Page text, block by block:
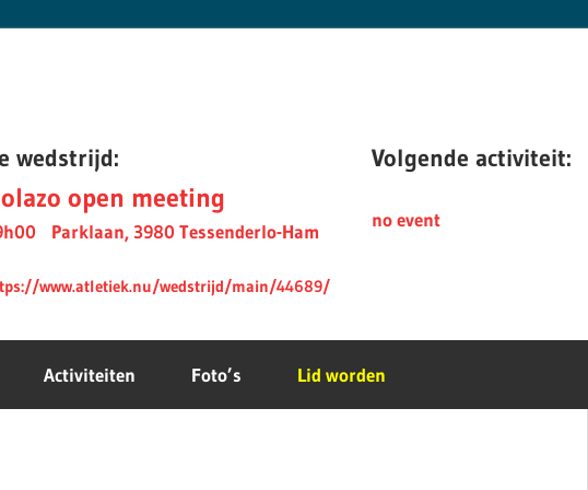
wedstrijd:
open meeting
Parklaan, 3980 Tessenderlo-Ham
www.atletiek.nu/wedstrijd/main/44689/
Volgende activiteit:
no event
Activiteiten Foto’s Lid worden